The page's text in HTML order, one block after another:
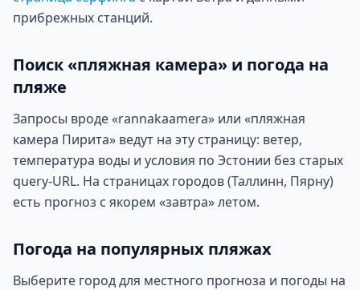
прибрежных станций.
Поиск «пляжная камера» и погода на
пляже
Запросы вроде «rannakaamera» или «пляжная
камера Пирита» ведут на эту страницу: ветер,
температура воды и условия по Эстонии без старых
query-URL. На страницах городов (Таллинн, Пярну)
есть прогноз с якорем «завтра» летом.
Погода на популярных пляжах
Выберите город для местного прогноза и погоды на